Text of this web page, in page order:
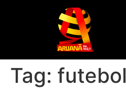
Tag: futebol